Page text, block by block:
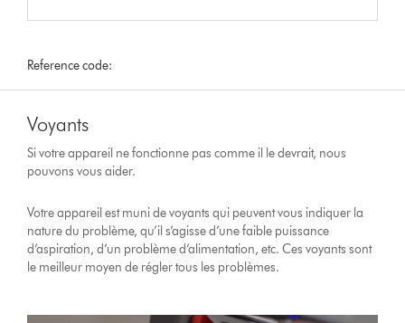
Reference code:
Voyants
Si votre appareil ne fonctionne pas comme il le devrait, nous
pouvons vous aider.
Votre appareil est muni de voyants qui peuvent vous indiquer la
nature du problème, qu’il s’agisse d’une faible puissance
d’aspiration, d’un problème d’alimentation, etc. Ces voyants sont
le meilleur moyen de régler tous les problèmes.